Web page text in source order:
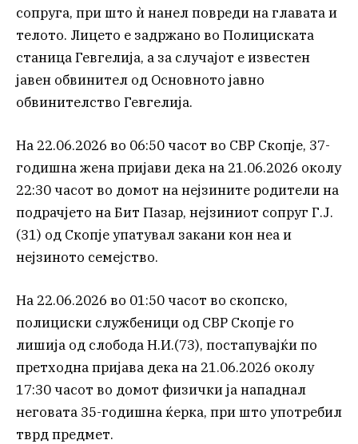
сопруга, при што ѝ нанел повреди на главата и
телото. Лицето е задржано во Полициската
станица Гевгелија, а за случајот е известен
јавен обвинител од Основното јавно
обвинителство Гевгелија.
На 22.06.2026 во 06:50 часот во СВР Скопје, 37-
годишна жена пријави дека на 21.06.2026 околу
22:30 часот во домот на нејзините родители на
подрачјето на Бит Пазар, нејзиниот сопруг Г.Ј.
(31) од Скопје упатувал закани кон неа и
нејзиното семејство.
На 22.06.2026 во 01:50 часот во скопско,
полициски службеници од СВР Скопје го
лишија од слобода Н.И.(73), постапувајќи по
претходна пријава дека на 21.06.2026 околу
17:30 часот во домот физички ја нападнал
неговата 35-годишна ќерка, при што употребил
тврд предмет.